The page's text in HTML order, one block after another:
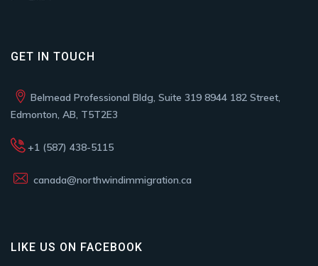
GET IN TOUCH
Belmead Professional Bldg, Suite 319 8944 182 Street,
Edmonton, AB, T5T2E3
+1 (587) 438-5115
canada@northwindimmigration.ca
LIKE US ON FACEBOOK